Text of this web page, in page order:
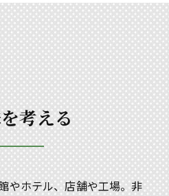
考える
やホテル、店舗や工場。非